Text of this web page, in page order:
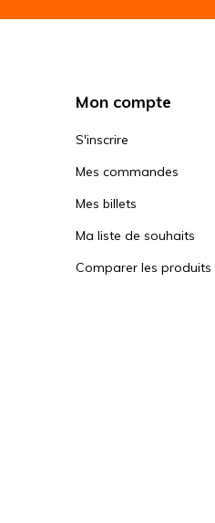
Mon compte
S'inscrire
Mes commandes
Mes billets
Ma liste de souhaits
Comparer les produits